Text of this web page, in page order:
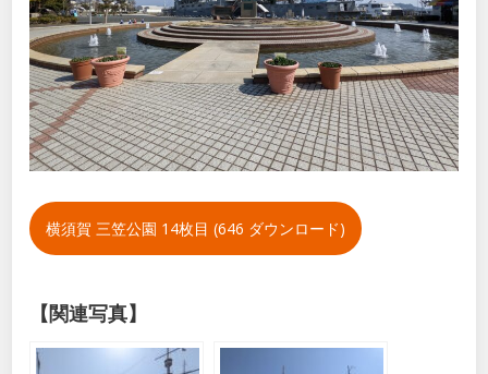
横須賀 三笠公園 14枚目 (646 ダウンロード)
【関連写真】